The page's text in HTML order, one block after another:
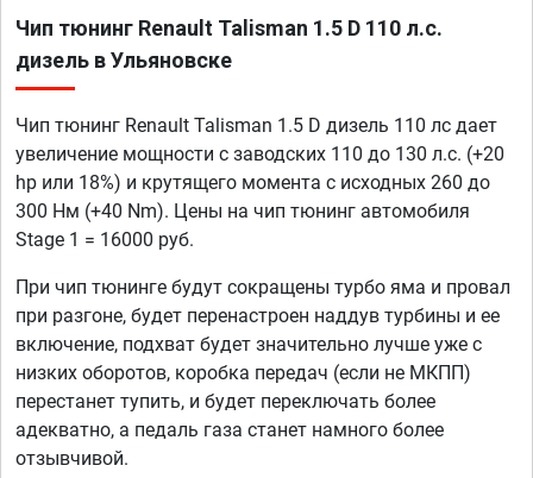
Чип тюнинг Renault Talisman 1.5 D 110 л.с.
дизель в Ульяновске
Чип тюнинг Renault Talisman 1.5 D дизель 110 лс дает
увеличение мощности с заводских 110 до 130 л.с. (+20
hp или 18%) и крутящего момента с исходных 260 до
300 Нм (+40 Nm). Цены на чип тюнинг автомобиля
Stage 1 = 16000 руб.
При чип тюнинге будут сокращены турбо яма и провал
при разгоне, будет перенастроен наддув турбины и ее
включение, подхват будет значительно лучше уже с
низких оборотов, коробка передач (если не МКПП)
перестанет тупить, и будет переключать более
адекватно, а педаль газа станет намного более
отзывчивой.